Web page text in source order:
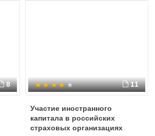
8 11
Участие иностранного
капитала в российских
страховых организациях